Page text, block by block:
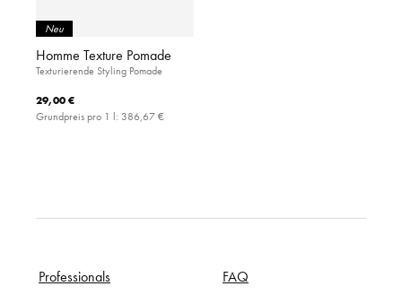
Neu
Homme Texture Pomade
Texturierende Styling Pomade
29,00 €
Grundpreis pro 1 l: 386,67 €
Professionals
FAQ